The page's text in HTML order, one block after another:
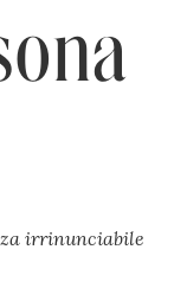
irrinunciabile